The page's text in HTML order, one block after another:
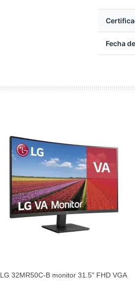
Fecha
Añadir al carrito
LG 32MR50C-B monitor 31.5" FHD VGA